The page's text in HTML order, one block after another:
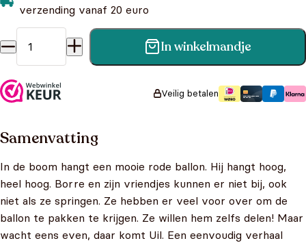
verzending vanaf 20 euro
Borre en zijn vriendjes - Net als Uil aantal
In winkelmandje
Veilig betalen
Samenvatting
In de boom hangt een mooie rode ballon. Hij hangt hoog,
heel hoog. Borre en zijn vriendjes kunnen er niet bij, ook
niet als ze springen. Ze hebben er veel voor over om de
ballon te pakken te krijgen. Ze willen hem zelfs delen! Maar
wacht eens even, daar komt Uil. Een eenvoudig verhaal